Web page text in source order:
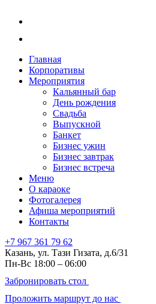
Главная
Корпоративы
Мероприятия
Кальянный бар
День рождения
Свадьба
Выпускной
Банкет
Бизнес ужин
Бизнес завтрак
Бизнес встреча
Меню
О караоке
Фотогалерея
Афиша мероприятий
Контакты
+7 967 361 79 62
Казань, ул. Тази Гизата, д.6/31
Пн-Вс 18:00 – 06:00
Забронировать стол
Проложить маршрут до нас